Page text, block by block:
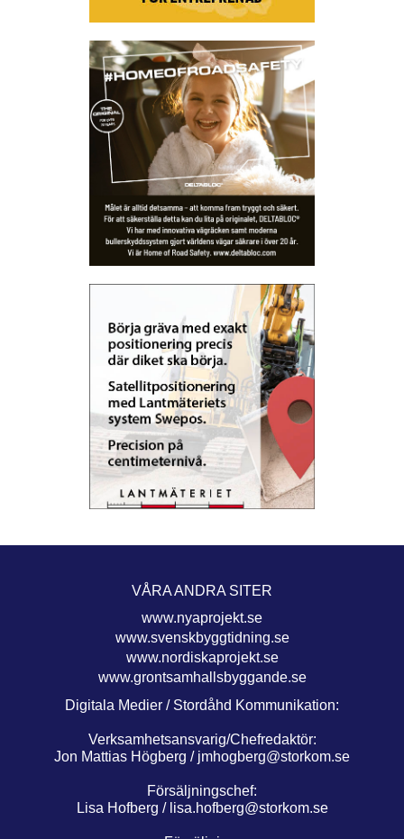
VÅRA ANDRA SITER
www.nyaprojekt.se
www.svenskbyggtidning.se
www.nordiskaprojekt.se
www.grontsamhallsbyggande.se
Digitala Medier / Stordåhd Kommunikation:
Verksamhetsansvarig/Chefredaktör:
Jon Mattias Högberg / jmhogberg@storkom.se
Försäljningschef:
Lisa Hofberg / lisa.hofberg@storkom.se